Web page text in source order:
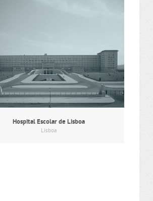
Hospital Escolar de Lisboa
Lisboa